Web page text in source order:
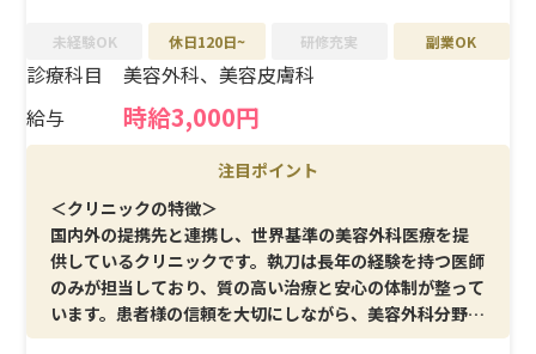
未経験OK 休日120日~ 研修充実 副業OK
診療科目
美容外科、美容皮膚科
給与
時給3,000円
注目ポイント
＜クリニックの特徴＞
国内外の提携先と連携し、世界基準の美容外科医療を提
供しているクリニックです。執刀は長年の経験を持つ医師
のみが担当しており、質の高い治療と安心の体制が整って
います。患者様の信頼を大切にしながら、美容外科分野で
キャリアを磨ける環境です。